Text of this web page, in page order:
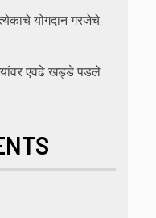
योगदान गरजेचे:
एवढे खड्डे पडले